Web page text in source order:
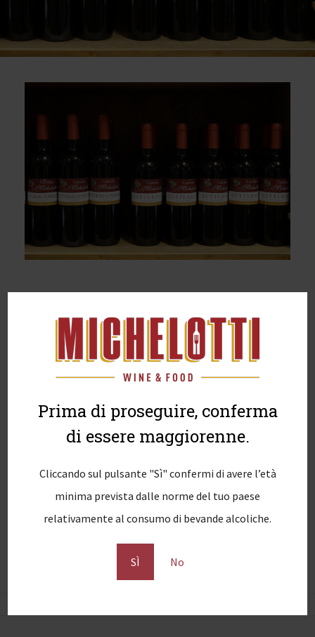
Prima di proseguire, conferma
di essere maggiorenne.
Cliccando sul pulsante "Sì" confermi di avere l’età
minima prevista dalle norme del tuo paese
relativamente al consumo di bevande alcoliche.
SÌ No
i
PREVIOUS Previous
post:
Cantina Michelotti